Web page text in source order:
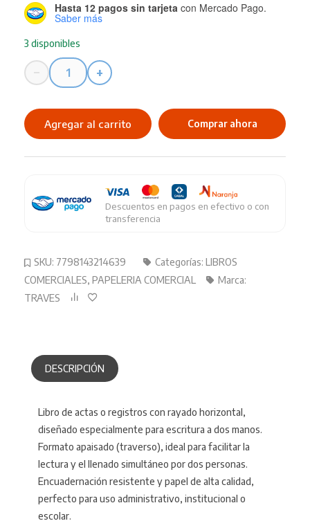
3 disponibles
Hasta 12 pagos sin tarjeta con Mercado Pago.
Saber más
−
Libro
Rayado
Rab
cantidad
+
Agregar al carrito Comprar ahora
SKU: 7798143214639 Categorías: LIBROS
COMERCIALES, PAPELERIA COMERCIAL
Marca:
TRAVES
Descuentos en pagos en efectivo o con
transferencia
DESCRIPCIÓN
Libro de actas o registros con rayado horizontal,
diseñado especialmente para escritura a dos manos.
Formato apaisado (traverso), ideal para facilitar la
lectura y el llenado simultáneo por dos personas.
Encuadernación resistente y papel de alta calidad,
perfecto para uso administrativo, institucional o
escolar.